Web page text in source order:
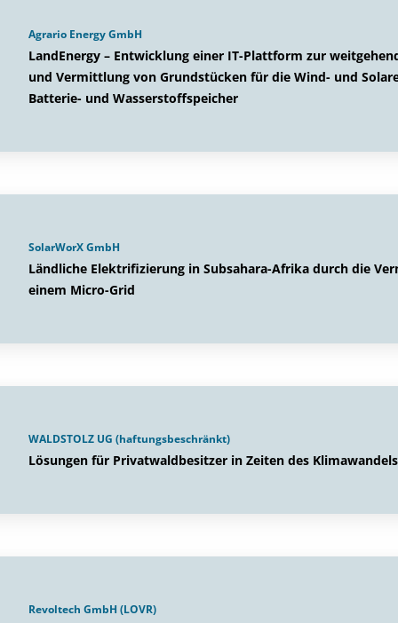
Agrario Energy GmbH
LandEnergy – Entwicklung einer IT-Plattform zur
und Vermittlung von Grundstücken für die Wind- und
Batterie- und Wasserstoffspeicher
SolarWorX GmbH
Ländliche Elektrifizierung in Subsahara-Afrika durch die
einem Micro-Grid
WALDSTOLZ UG (haftungsbeschränkt)
Lösungen für Privatwaldbesitzer in Zeiten des Klimawandels
Revoltech GmbH (LOVR)